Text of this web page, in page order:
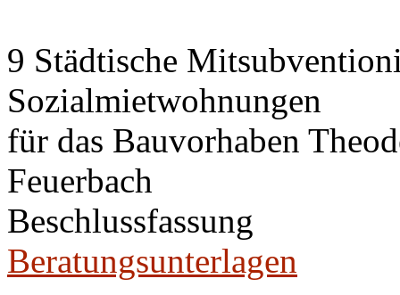
9 Städtische
Sozialmietwohnungen
für das Bauvorhaben
Feuerbach
Beschlussfassung
Beratungsunterlagen